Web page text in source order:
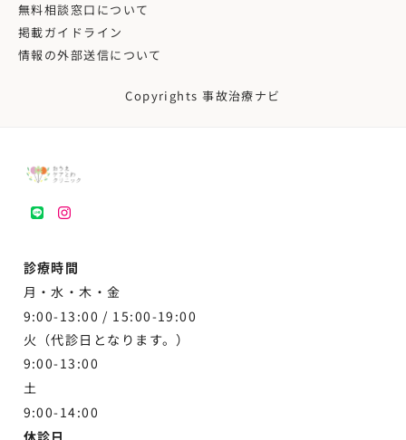
無料相談窓口について
掲載ガイドライン
情報の外部送信について
Copyrights 事故治療ナビ
LINEinstagram
診療時間
月・水・木・金
9:00-13:00 / 15:00-19:00
火（代診日となります。）
9:00-13:00
土
9:00-14:00
休診日